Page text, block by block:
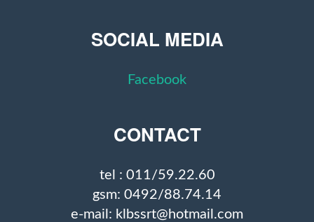
SOCIAL MEDIA
Facebook
CONTACT
tel : 011/59.22.60
gsm: 0492/88.74.14
e-mail: klbssrt@hotmail.com